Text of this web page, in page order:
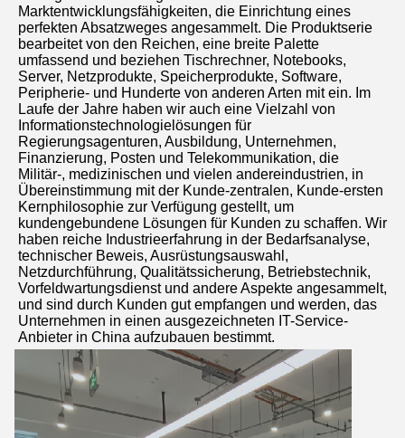
Marktentwicklungsfähigkeiten, die Einrichtung eines
perfekten Absatzweges angesammelt. Die Produktserie
bearbeitet von den Reichen, eine breite Palette
umfassend und beziehen Tischrechner, Notebooks,
Server, Netzprodukte, Speicherprodukte, Software,
Peripherie- und Hunderte von anderen Arten mit ein. Im
Laufe der Jahre haben wir auch eine Vielzahl von
Informationstechnologielösungen für
Regierungsagenturen, Ausbildung, Unternehmen,
Finanzierung, Posten und Telekommunikation, die
Militär-, medizinischen und vielen andereindustrien, in
Übereinstimmung mit der Kunde-zentralen, Kunde-ersten
Kernphilosophie zur Verfügung gestellt, um
kundengebundene Lösungen für Kunden zu schaffen. Wir
haben reiche Industrieerfahrung in der Bedarfsanalyse,
technischer Beweis, Ausrüstungsauswahl,
Netzdurchführung, Qualitätssicherung, Betriebstechnik,
Vorfeldwartungsdienst und andere Aspekte angesammelt,
und sind durch Kunden gut empfangen und werden, das
Unternehmen in einen ausgezeichneten IT-Service-
Anbieter in China aufzubauen bestimmt.